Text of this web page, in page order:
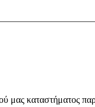
μας καταστήματος